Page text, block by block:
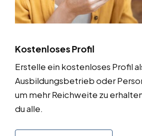
Kostenloses Profil
Erstelle ein kostenloses Profil
Ausbildungsbetrieb oder
um mehr Reichweite zu
du alle.